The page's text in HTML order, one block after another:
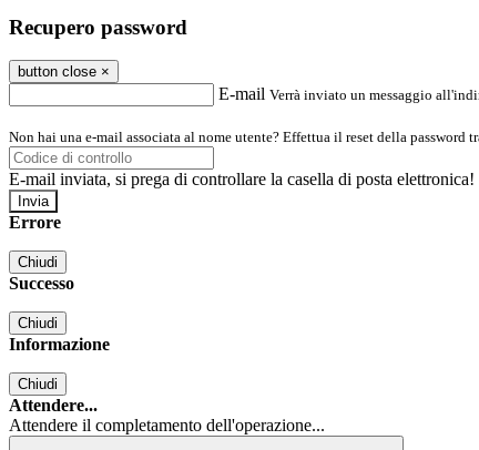
Recupero password
button close ×
E-mail Verrà inviato un messaggio
Non hai una e-mail associata al nome utente? Effettua il reset della password
E-mail inviata, si prega di controllare la casella di posta elettronica!
Errore
Chiudi
Successo
Chiudi
Informazione
Chiudi
Attendere...
Attendere il completamento dell'operazione...